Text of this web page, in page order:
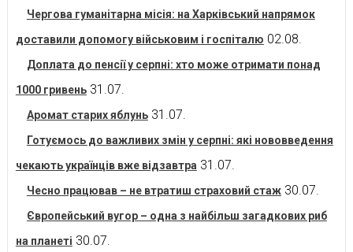
Чергова гуманітарна місія: на Харківський напрямок
доставили допомогу військовим і госпіталю 02.08.
Доплата до пенсії у серпні: хто може отримати понад
1000 гривень 31.07.
Аромат старих яблунь 31.07.
Готуємось до важливих змін у серпні: які нововведення
чекають українців вже відзавтра 31.07.
Чесно працював – не втратиш страховий стаж 30.07.
Європейський вугор – одна з найбільш загадкових риб
на планеті 30.07.